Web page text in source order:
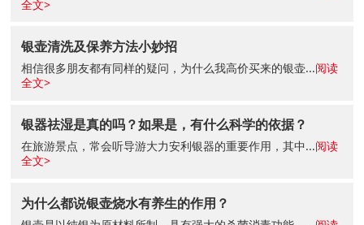
全文>
银壶清洗及保养方法小妙招
相信很多朋友都有同样的疑问，为什么我高价买来的银壶...阅读
全文>
银器祛湿是真的吗？如果是，有什么科学的依据？
在旅游景点，常会听导游大力安利银器的重要作用，其中...阅读
全文>
为什么都说银壶烧水有养生的作用？